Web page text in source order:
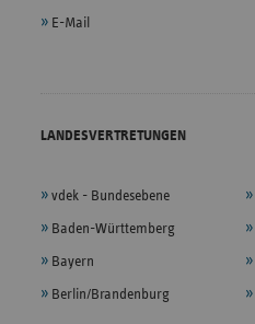
E-Mail
LANDESVERTRETUNGEN
vdek - Bundesebene
Baden-Württemberg
Bayern
Berlin/Brandenburg